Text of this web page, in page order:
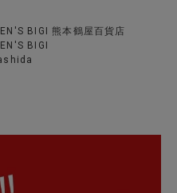
BIGI 熊本鶴屋百貨店
BIGI